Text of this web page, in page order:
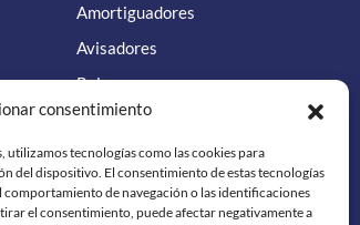
consentimiento
utilizamos tecnologías como las cookies para
del dispositivo. El consentimiento de estas tecnologías
de navegación o las identificaciones
el consentimiento, puede afectar negativamente a
Amortiguadores
Avisadores
Bulones
Cabeza acoplamiento
Ver todos